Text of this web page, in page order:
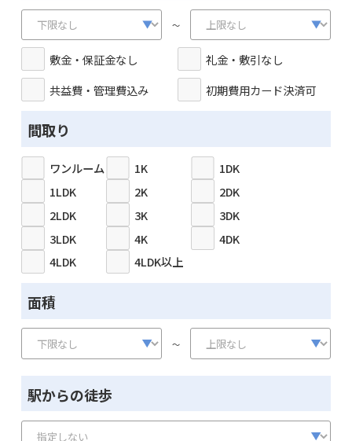
～
敷金・保証金なし
礼金・敷引なし
共益費・管理費込み
初期費用カード決済可
間取り
ワンルーム 1K
1DK
1LDK
2K
2DK
2LDK
3K
3DK
3LDK
4K
4DK
4LDK
4LDK以上
面積
～
駅からの徒歩